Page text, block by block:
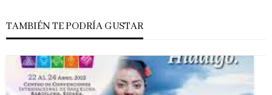
TAMBIÉN TE PODRÍA GUSTAR